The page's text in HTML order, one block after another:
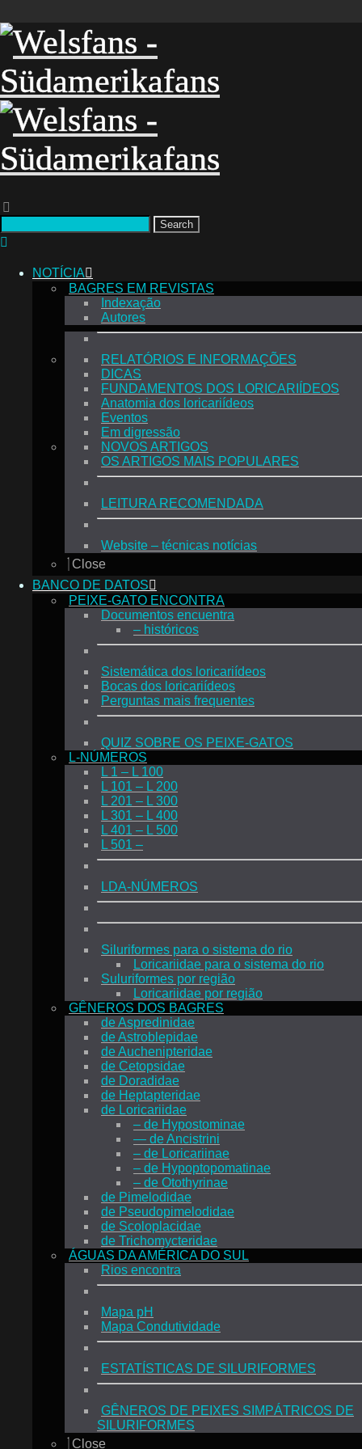
Search
NOTÍCIA
BAGRES EM REVISTAS
Indexação
Autores
RELATÓRIOS E INFORMAÇÕES
DICAS
FUNDAMENTOS DOS LORICARIÍDEOS
Anatomia dos loricariídeos
Eventos
Em digressão
NOVOS ARTIGOS
OS ARTIGOS MAIS POPULARES
LEITURA RECOMENDADA
Website – técnicas notícias
Close
BANCO DE DATOS
PEIXE-GATO ENCONTRA
Documentos encuentra
– históricos
Sistemática dos loricariídeos
Bocas dos loricariídeos
Perguntas mais frequentes
QUIZ SOBRE OS PEIXE-GATOS
L-NÚMEROS
L 1 – L 100
L 101 – L 200
L 201 – L 300
L 301 – L 400
L 401 – L 500
L 501 –
LDA-NÚMEROS
Siluriformes para o sistema do rio
Loricariidae para o sistema do rio
Suluriformes por região
Loricariidae por região
GÊNEROS DOS BAGRES
de Aspredinidae
de Astroblepidae
de Auchenipteridae
de Cetopsidae
de Doradidae
de Heptapteridae
de Loricariidae
– de Hypostominae
— de Ancistrini
– de Loricariinae
– de Hypoptopomatinae
– de Otothyrinae
de Pimelodidae
de Pseudopimelodidae
de Scoloplacidae
de Trichomycteridae
ÁGUAS DA AMÉRICA DO SUL
Rios encontra
Mapa pH
Mapa Condutividade
ESTATÍSTICAS DE SILURIFORMES
GÊNEROS DE PEIXES SIMPÁTRICOS DE
SILURIFORMES
Close